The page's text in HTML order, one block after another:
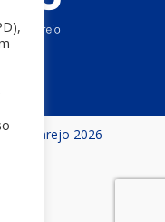
InfoVarejo 2026